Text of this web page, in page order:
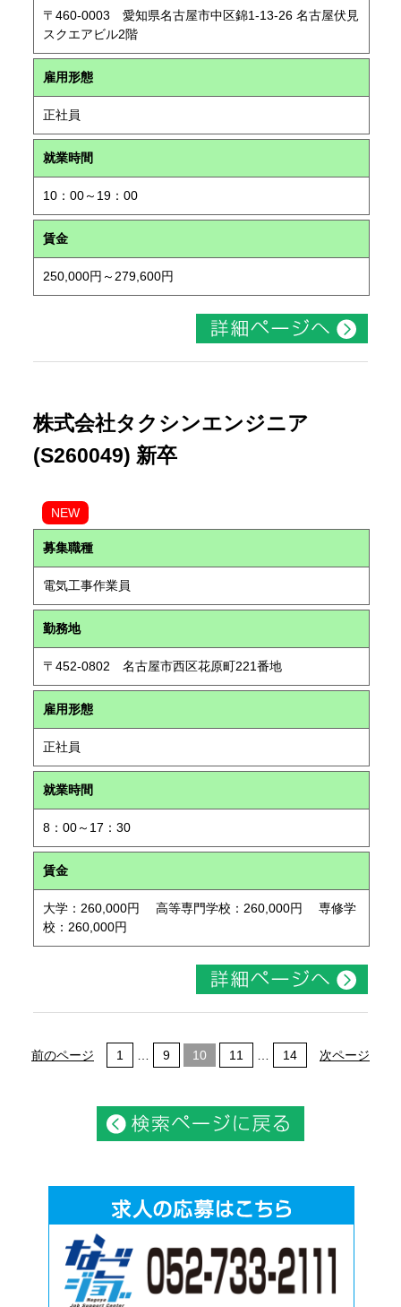
〒460-0003 愛知県名古屋市中区錦1-13-26 名古屋伏見
スクエアビル2階
雇用形態
正社員
就業時間
10：00～19：00
賃金
250,000円～279,600円
株式会社タクシンエンジニア
(S260049) 新卒
NEW
募集職種
電気工事作業員
勤務地
〒452-0802 名古屋市西区花原町221番地
雇用形態
正社員
就業時間
8：00～17：30
賃金
大学：260,000円 高等専門学校：260,000円 専修学
校：260,000円
前のページ 1 9 10 11 14 次ページ